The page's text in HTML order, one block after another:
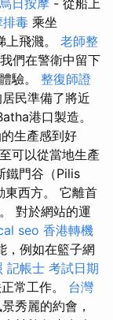
烏日按摩 - 從船上
排毒 乘坐
飛濺。 老師整
們在警衛中留下
驗。 整復師證
民準備了將近
港口製造。
生產感到好
可以從當地生產
鐵門谷（Pilis
東西方。 它離首
對於網站的運
seo 香港轉機
，例如在籃子網
記帳士 考試日期
常工作。 台灣
秀麗的約會，